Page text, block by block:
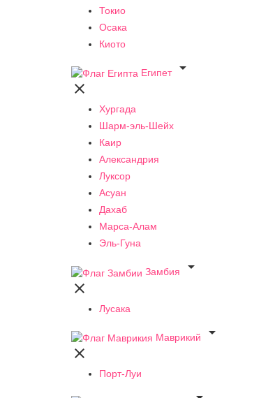
Токио
Осака
Киото
Египет


Хургада
Шарм-эль-Шейх
Каир
Александрия
Луксор
Асуан
Дахаб
Марса-Алам
Эль-Гуна
Замбия


Лусака
Маврикий


Порт-Луи